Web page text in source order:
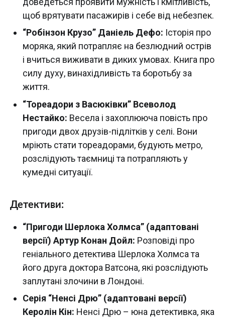
щоб врятувати пасажирів і себе від небезпек.
“Робінзон Крузо” Даніель Дефо: Історія про
моряка, який потрапляє на безлюдний острів
і вчиться виживати в диких умовах. Книга про
силу духу, винахідливість та боротьбу за
життя.
“Тореадори з Васюківки” Всеволод
Нестайко: Весела і захоплююча повість про
пригоди двох друзів-підлітків у селі. Вони
мріють стати тореадорами, будують метро,
розслідують таємниці та потрапляють у
кумедні ситуації.
Детективи:
“Пригоди Шерлока Холмса” (адаптовані
версії) Артур Конан Дойл: Розповіді про
геніального детектива Шерлока Холмса та
його друга доктора Ватсона, які розслідують
заплутані злочини в Лондоні.
Серія “Ненсі Дрю” (адаптовані версії)
Керолін Кін: Ненсі Дрю – юна детективка, яка